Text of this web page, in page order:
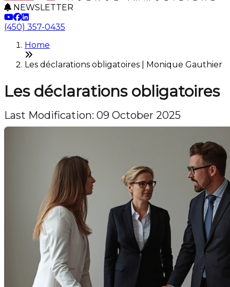
NEWSLETTER
(450) 357-0435
Home
Les déclarations obligatoires | Monique Gauthier
Les déclarations obligatoires
Last Modification: 09 October 2025